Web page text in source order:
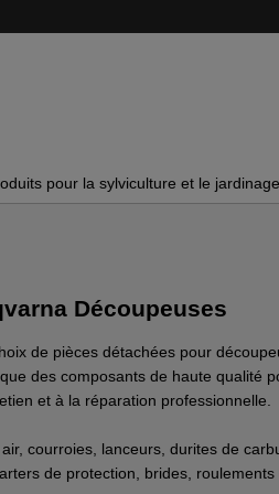
pour la sylviculture et le jardinage
Découpeuses
de pièces détachées pour
des composants de haute qualité
et à la réparation professionnelle.
courroies, lanceurs, durites de
de protection, brides,